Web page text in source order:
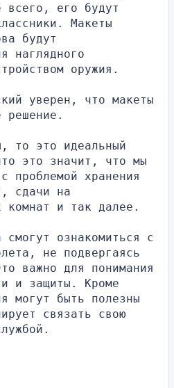
всего, его будут
Макеты
будут
наглядного
оружия.
уверен, что макеты
решение.
то это идеальный
это значит, что мы
проблемой хранения
сдачи на
комнат и так далее.
ознакомиться с
не подвергаясь
важно для понимания
и защиты. Кроме
могут быть полезны
связать свою